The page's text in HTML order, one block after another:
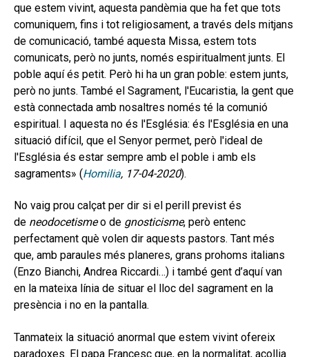
que estem vivint, aquesta pandèmia que ha fet que tots
comuniquem, fins i tot religiosament, a través dels mitjans
de comunicació, també aquesta Missa, estem tots
comunicats, però no junts, només espiritualment junts. El
poble aquí és petit. Però hi ha un gran poble: estem junts,
però no junts. També el Sagrament, l'Eucaristia, la gent que
està connectada amb nosaltres només té la comunió
espiritual. I aquesta no és l'Església: és l'Església en una
situació difícil, que el Senyor permet, però l'ideal de
l'Església és estar sempre amb el poble i amb els
sagraments» (Homilia, 17-04-2020).
No vaig prou calçat per dir si el perill previst és
de neodocetismeo de gnosticisme, però entenc
perfectament què volen dir aquests pastors. Tant més
que, amb paraules més planeres, grans prohoms italians
(Enzo Bianchi, Andrea Riccardi…) i també gent d’aquí van
en la mateixa línia de situar el lloc del sagrament en la
presència i no en la pantalla.
Tanmateix la situació anormal que estem vivint ofereix
paradoxes. El papa Francesc que, en la normalitat, acollia